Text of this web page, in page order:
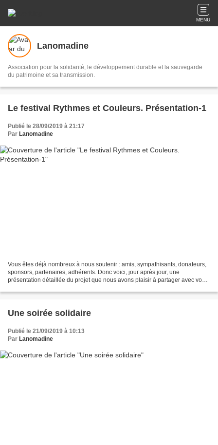
MENU
Lanomadine
Association pour la solidarité, le développement durable et la sauvegarde
du patrimoine et sa transmission.
Le festival Rythmes et Couleurs. Présentation-1
Publié le 28/09/2019 à 21:17
Par Lanomadine
Vous êtes déjà nombreux à nous soutenir : amis, sympathisants, donateurs,
sponsors, partenaires, adhérents. Donc voici, jour après jour, une
présentation détaillée du projet que nous avons plaisir à partager avec vous.
Une soirée solidaire
Publié le 21/09/2019 à 10:13
Par Lanomadine